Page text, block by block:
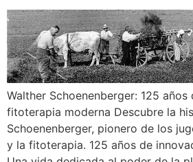
Walther Schoenenberger: 125
fitoterapia moderna Descubre la
Schoenenberger, pionero de los
y la fitoterapia. 125 años de